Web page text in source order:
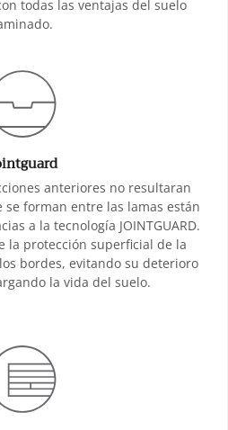
todas las ventajas del suelo
anteriores no resultaran
forman entre las lamas están
a la tecnología JOINTGUARD.
la protección superficial de la
bordes, evitando su deterioro
la vida del suelo.